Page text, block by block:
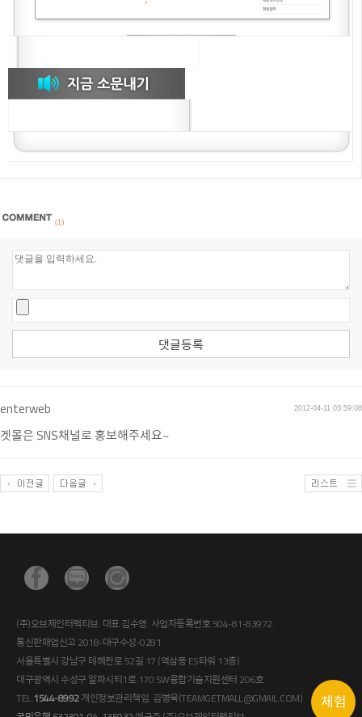
(1)
댓글등록
enterweb 2012-04-11 03:59:08
겟몰은 SNS채널로 홍보해주세요~
(주)오브제인터랙티브. 대표 김수영. 사업자등록번호 504-81-83972.
통신판매업신고 2018-대구수성-0281
서울특별시 강남구 테헤란로 52길 17 (역삼동 ES타워 13층)
대구광역시 수성구 알파시티1로 170 SW융합기술지원센터 206호
TEL.1544-8992개인정보관리책임. 김병욱(TEAMGETMALL@GMAIL.COM)
체험